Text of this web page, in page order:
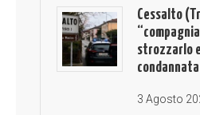
Cessalto
strozzarlo
3 Agosto